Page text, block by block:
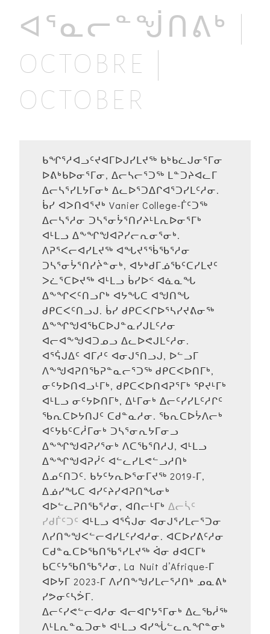
ᐊᕐᓇᓕᓐᖒᑎᕕᒃ |
OCTOBRE |
OCTOBER
ᑲᖏᕐᓱᐊᓗᑦᔪᐊᒥᐅᒍᓯᒪᔪᖅ ᑲᒃᑲᓛᒍᓂᕐᒥᓂ
ᐅᕕᒃᑲᐅᓂᕐᒥᓂ, ᐃᓕᓴᓕᕐᑐᖅ ᒪᓐᑐᔨᐊᓚᒥ
ᐃᓕᓴᕐᓯᒪᔭᒥᓂᒃ ᐃᓚᐅᕐᑐᐃᒋᐊᕐᑐᓯᒪᑦᓱᓂ.
ᑳᓯ ᐊᐳᑎᐊᕐᔪᒃ Vanier College-ᒦᑦᑐᖅ
ᐃᓕᓴᕐᓱᓂ ᑐᓴᕐᓂᔮᕐᑎᓯᔨᒻᒪᕆᐅᓂᕐᒥᒃ
ᐊᒻᒪᓗ ᐃᖕᖏᖑᐊᕈᓯᓕᕆᓂᕐᓂᒃ.
ᐱᕈᕐᐸᓕᐊᓯᒪᔪᖅ ᐊᖓᔪᕐᖄᖃᕐᓱᓂ
ᑐᓴᕐᓂᔮᕐᑎᓯᔩᓐᓂᒃ, ᐊᔭᒃᑯᒥᓅᖃᑦᑕᓯᒪᔪᑦ
ᐳᓛᕐᑕᐅᔪᖅ ᐊᒻᒪᓗ ᑳᓯᐅᑉ ᐊᓈᓇᖓ
ᐃᖕᖏᐸᑦᑎᓗᒋᒃ ᐊᔭᖓᑕ ᐊᖑᑎᖓ
ᑯᑭᑕᐸᑦᑎᓗᒍ. ᑳᓯ ᑯᑭᑕᐸᒋᐅᕐᓴᓯᔪᕕᓂᖅ
ᐃᖕᖏᖑᐊᖃᑕᐅᒍᓐᓇᓯᒍᒪᑦᓱᓂ
ᐊᓕᐊᖕᖑᐊᑐᓄᓗ ᐃᓚᐅᕙᒍᒪᑦᓱᓂ.
ᐊᕐᕌᒍᐃᑦ ᐊᒥᓱᑦ ᐊᓂᒍᕐᑎᓗᒍ, ᐅᓪᓗᒥ
ᐱᖕᖑᐊᕈᑎᖃᕈᓐᓇᓕᕐᑐᖅ ᑯᑭᑕᐸᐅᑎᒥᒃ,
ᓂᑦᔭᐅᑎᐊᓗᒻᒥᒃ, ᑯᑭᑕᐸᐅᑎᐊᕈᕐᒥᒃ ᕿᔪᒻᒥᒃ
ᐊᒻᒪᓗ ᓂᑦᔭᐅᑎᒥᒃ, ᐃᒻᒥᓂᒃ ᐃᓕᑦᓯᓯᒪᑦᓱᒋᑦ
ᖃᕆᑕᐅᔭᑎᒍᑦ ᑕᑯᓐᓇᓱᓂ. ᖃᕆᑕᐅᔮᐱᓕᒃ
ᐊᑦᔭᑲᑦᑕᓲᒥᓂᒃ ᑐᓴᕐᓂᕆᔭᒥᓂᓗ
ᐃᖕᖏᖑᐊᕈᓯᕐᓂᒃ ᐱᑕᖃᕐᑎᓱᒍ, ᐊᒻᒪᓗ
ᐃᖕᖏᖑᐊᕈᓰᑦ ᐊᓪᓚᓯᒪᕙᓪᓗᓱᑎᒃ
ᐃᓄᑦᑎᑐᑦ. ᑲᔭᑦᔭᕆᐅᕐᓂᒥᔪᖅ 2019-ᒥ,
ᐃᓅᓯᖓᑕ ᐊᓯᑦᔨᓯᐊᕈᑎᖓᓂᒃ
ᐊᐅᓪᓚᕈᑎᖃᕐᓱᓂ, ᐊᑎᓕᒻᒥᒃ ᐃᓕᓵᑦ
ᓯᑯᒦᑦᑐᑦ ᐊᒻᒪᓗ ᐊᕐᕌᒍᓂ ᐊᓂᒍᕐᓯᒪᓕᕐᑐᓂ
ᐱᓯᑎᖕᖑᐸᓪᓕᐊᓯᒪᑦᓯᐊᓱᓂ. ᐊᑕᐅᓯᕕᑦᓱᓂ
ᑕᑯᓐᓇᑕᐅᖃᑎᖃᕐᓯᒪᔪᖅ ᐋᓂ ᑯᐊᑕᒥᒃ
ᑲᑕᑦᔭᖃᑎᖃᕐᓱᓂ, La Nuit d’Afrique-ᒥ
ᐊᐅᔭᒥ 2023-ᒥ ᐱᓯᑎᖕᖑᓯᒪᓕᕐᓱᑎᒃ ᓄᓇᕕᒃ
ᓯᕗᓂᑦᓴᕘᒥ.
ᐃᓕᑦᓯᕙᓪᓕᐊᓱᓂ ᐊᓕᐊᒋᔭᕐᒥᓂᒃ ᐃᓚᖃᓲᖅ
ᐱᒻᒪᕆᓐᓇᑐᓂᒃ ᐊᒻᒪᓗ ᐊᓯᖔᓪᓚᕆᖏᓐᓂᒃ